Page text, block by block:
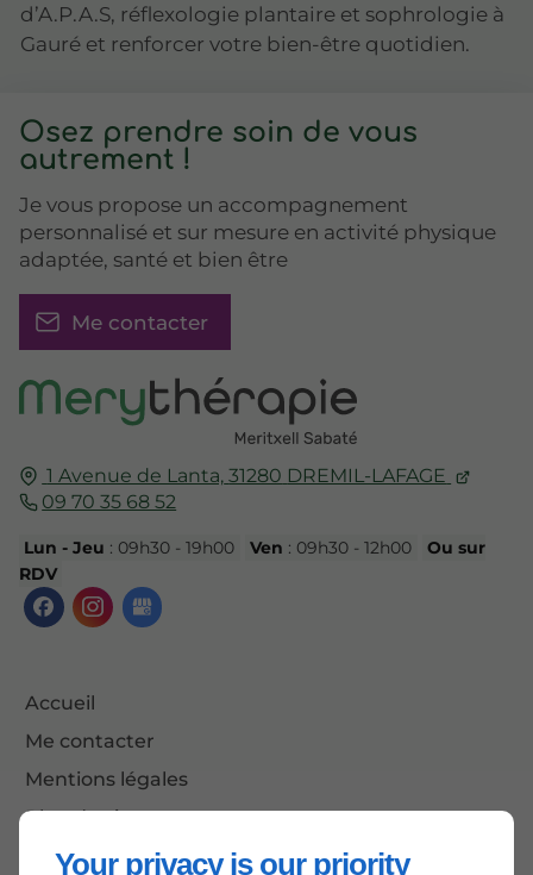
Your privacy is our priority
d’A.P.A.S, réflexologie plantaire et sophrologie à
Gauré et renforcer votre bien-être quotidien.
1 Avenue de Lanta, 31280 DREMIL-LAFAGE
09 70 35 68 52
Lun - Jeu : 09h30 - 19h00 Ven : 09h30 - 12h00
Ou sur
RDV
Accueil
Me contacter
Mentions légales
Plan du site
Osez prendre soin de vous
autrement !
Je vous propose un accompagnement
personnalisé et sur mesure en activité physique
adaptée, santé et bien être
Me contacter